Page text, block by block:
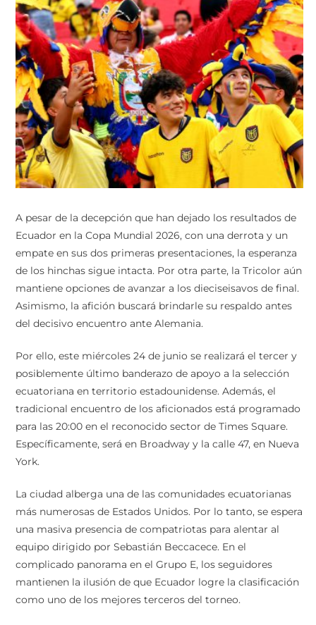
A pesar de la decepción que han dejado los resultados de
Ecuador en la Copa Mundial 2026, con una derrota y un
empate en sus dos primeras presentaciones, la esperanza
de los hinchas sigue intacta. Por otra parte, la Tricolor aún
mantiene opciones de avanzar a los dieciseisavos de final.
Asimismo, la afición buscará brindarle su respaldo antes
del decisivo encuentro ante Alemania.
Por ello, este miércoles 24 de junio se realizará el tercer y
posiblemente último banderazo de apoyo a la selección
ecuatoriana en territorio estadounidense. Además, el
tradicional encuentro de los aficionados está programado
para las 20:00 en el reconocido sector de Times Square.
Específicamente, será en Broadway y la calle 47, en Nueva
York.
La ciudad alberga una de las comunidades ecuatorianas
más numerosas de Estados Unidos. Por lo tanto, se espera
una masiva presencia de compatriotas para alentar al
equipo dirigido por Sebastián Beccacece. En el
complicado panorama en el Grupo E, los seguidores
mantienen la ilusión de que Ecuador logre la clasificación
como uno de los mejores terceros del torneo.